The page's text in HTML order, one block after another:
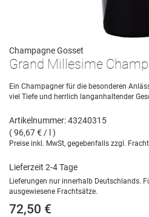
Champagne Gosset
Grand Millesime
Ein Champagner für die besonderen
viel Tiefe und herrlich langanhaltender
Artikelnummer: 43240315
( 96,67 € / l )
Preise inkl. MwSt, gegebenfalls zzgl. Fracht
Lieferzeit 2-4 Tage
Lieferungen nur innerhalb Deutschlands.
ausgewiesene Frachtsätze.
72,50 €